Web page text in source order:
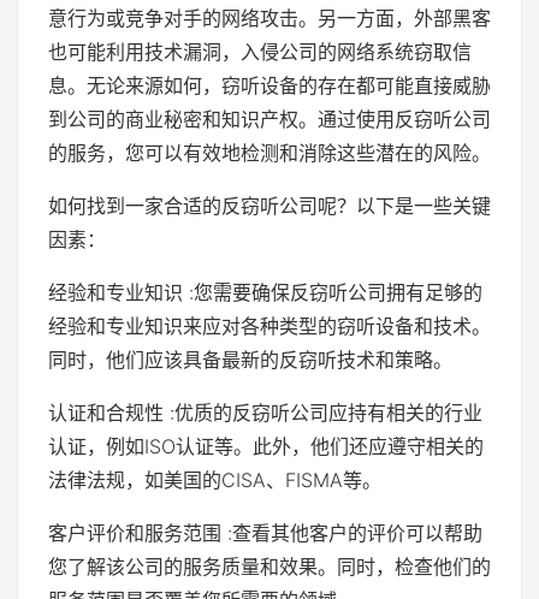
意行为或竞争对手的网络攻击。另一方面，外部黑客
也可能利用技术漏洞，入侵公司的网络系统窃取信
息。无论来源如何，窃听设备的存在都可能直接威胁
到公司的商业秘密和知识产权。通过使用反窃听公司
的服务，您可以有效地检测和消除这些潜在的风险。
如何找到一家合适的反窃听公司呢？以下是一些关键
因素：
经验和专业知识 :您需要确保反窃听公司拥有足够的
经验和专业知识来应对各种类型的窃听设备和技术。
同时，他们应该具备最新的反窃听技术和策略。
认证和合规性 :优质的反窃听公司应持有相关的行业
认证，例如ISO认证等。此外，他们还应遵守相关的
法律法规，如美国的CISA、FISMA等。
客户评价和服务范围 :查看其他客户的评价可以帮助
您了解该公司的服务质量和效果。同时，检查他们的